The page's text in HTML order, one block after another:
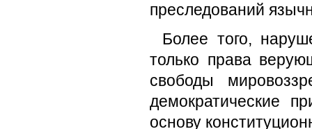
преследований
Более того,
только права
свободы
демократические
основу